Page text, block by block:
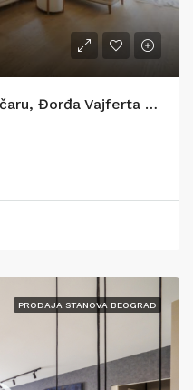
Namešten 3.0 stan na Vračaru, Đorđa Vajferta 145m2
PRODAJA STANOVA BEOGRAD